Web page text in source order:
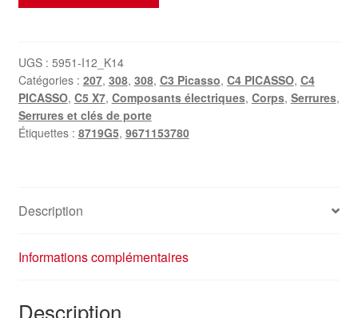
hayon
arrière
Citroën
Peugeot
9671153780
UGS : 5951-I12_K14
Catégories : 207, 308, 308, C3 Picasso, C4 PICASSO, C4
PICASSO, C5 X7, Composants électriques, Corps, Serrures,
Serrures et clés de porte
Étiquettes : 8719G5, 9671153780
Description
Informations complémentaires
Description